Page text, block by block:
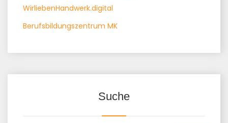
WirliebenHandwerk.digital
Berufsbildungszentrum MK
Suche